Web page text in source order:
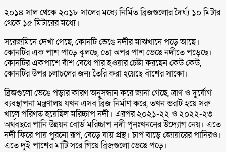
২০১৪ সাল থেকে ২০১৮ সালের মধ্যে নির্মিত ব্রিজগুলোর দৈর্ঘ্য ১০ মিটার
থেকে ১৫ মিটারের মধ্যে।
সরেজমিনে দেখা গেছে, কোনটি ভেঙে নদীর মাঝখানে পড়ে আছে।
কোনটির এক পাশ পাড়ে ঝুলছে, তো অপর পাশ ভেঙে নদীতে পড়েছে।
কোনটির একপাশে বাঁশ বেধে পার হওয়ার চেষ্টা করছেন কেউ কেউ,
কোনটির উপর চলাচলের জন্য তৈরি করা হয়েছে বাঁশের সাকো।
ব্রিজগুলো ভেঙে পড়ার কারণ অনুসন্ধান করে জানা গেছে, ত্রাণ ও দুর্যোগ
ব্যবস্থাপনা মন্ত্রণালয় যখন এসব ব্রিজ নির্মাণ করে, তখন ভরাট হয়ে সরু
খালে পরিণত হয়েছিল মরিচ্চাপ নদী। এরপর ২০২১-২২ ও ২০২২-২৩
অর্থবছরে পানি উন্নয়ন বোর্ড মরিচ্চাপ নদী পুনঃখননের উদ্যোগ নেয়। এতে
নদী ফিরে পায় পুরনো রূপ, বেড়ে যায় প্রস্থ। চাপ বাড়ে জোয়ারের পানিরও।
এতে দুই পাশের মাটি সরে গিয়ে ব্রিজগুলো ভেঙে পড়ে।